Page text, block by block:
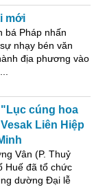
mới
bá Pháp nhấn
nhạy bén văn
địa phương vào
cúng hoa
Liên Hiệp
Vân (P. Thuỷ
Huế đã tổ chức
dường Đại lễ